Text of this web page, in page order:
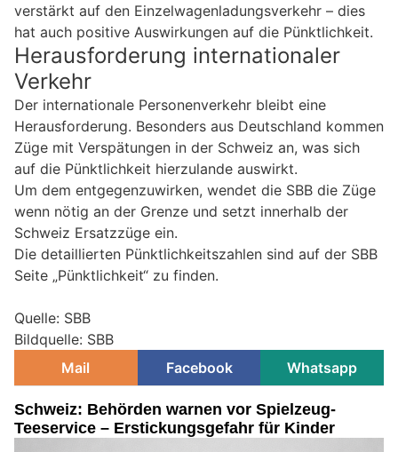
verstärkt auf den Einzelwagenladungsverkehr – dies
hat auch positive Auswirkungen auf die Pünktlichkeit.
Herausforderung internationaler
Verkehr
Der internationale Personenverkehr bleibt eine
Herausforderung. Besonders aus Deutschland kommen
Züge mit Verspätungen in der Schweiz an, was sich
auf die Pünktlichkeit hierzulande auswirkt.
Um dem entgegenzuwirken, wendet die SBB die Züge
wenn nötig an der Grenze und setzt innerhalb der
Schweiz Ersatzzüge ein.
Die detaillierten Pünktlichkeitszahlen sind auf der SBB
Seite „Pünktlichkeit“ zu finden.
Quelle: SBB
Bildquelle: SBB
Mail
Facebook Whatsapp
Schweiz: Behörden warnen vor Spielzeug-
Teeservice – Erstickungsgefahr für Kinder